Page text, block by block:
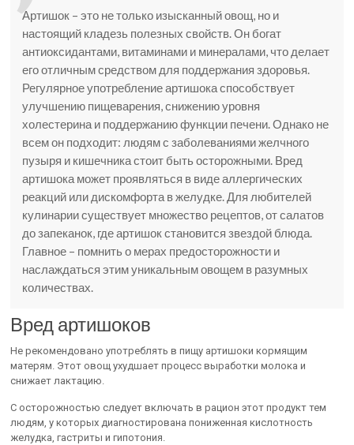
Артишок – это не только изысканный овощ, но и
настоящий кладезь полезных свойств. Он богат
антиоксидантами, витаминами и минералами, что делает
его отличным средством для поддержания здоровья.
Регулярное употребление артишока способствует
улучшению пищеварения, снижению уровня
холестерина и поддержанию функции печени. Однако не
всем он подходит: людям с заболеваниями желчного
пузыря и кишечника стоит быть осторожными. Вред
артишока может проявляться в виде аллергических
реакций или дискомфорта в желудке. Для любителей
кулинарии существует множество рецептов, от салатов
до запеканок, где артишок становится звездой блюда.
Главное – помнить о мерах предосторожности и
наслаждаться этим уникальным овощем в разумных
количествах.
Вред артишоков
Не рекомендовано употреблять в пищу артишоки кормящим
матерям. Этот овощ ухудшает процесс выработки молока и
снижает лактацию.
С осторожностью следует включать в рацион этот продукт тем
людям, у которых диагностирована пониженная кислотность
желудка, гастриты и гипотония.